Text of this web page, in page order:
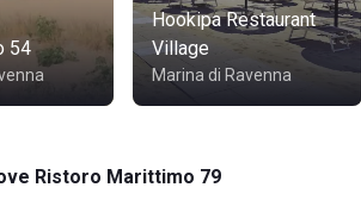
54
Hookipa Restaurant
Village
Marina di Ravenna
Ristoro Marittimo 79